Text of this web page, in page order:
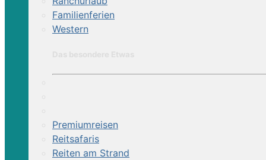
Familienferien
Western
Premiumreisen
Reitsafaris
Reiten am Strand